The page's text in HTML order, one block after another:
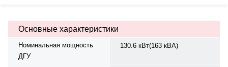
топлива при 75% нагрузке —
231.7 л/ч (вероятно, опечатка,
бак — 400 л. Рейтинг
экономичности — 3.0. Вес —
Основные характеристики
Номинальная мощность
ДГУ
130.6 кВт(163 кВА)